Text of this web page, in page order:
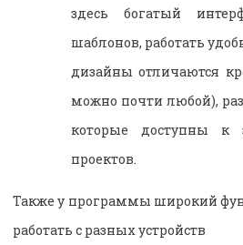
здесь богатый
шаблонов, работать
дизайны отличаются
можно почти любой),
которые доступны к
проектов.
Также у программы широкий
работать с разных устройств